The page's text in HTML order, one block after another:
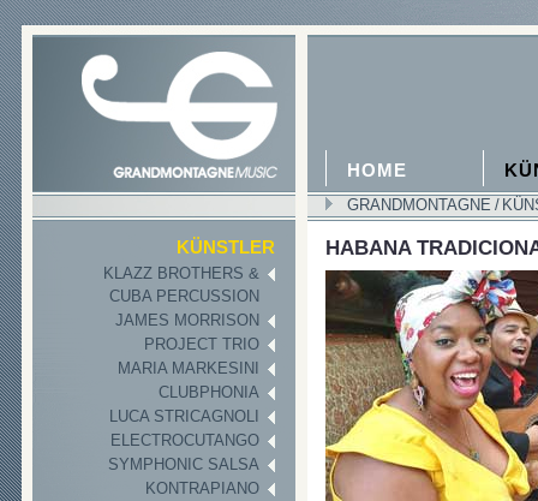
HOME
GRANDMONTAGNE /
KÜNSTLER
KLAZZ BROTHERS &
CUBA PERCUSSION
JAMES MORRISON
PROJECT TRIO
MARIA MARKESINI
CLUBPHONIA
LUCA STRICAGNOLI
ELECTROCUTANGO
SYMPHONIC SALSA
KONTRAPIANO
HABANA